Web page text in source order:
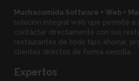
Muchacomida Software + Web +
solución integral web que permite a
contactar directamente con sus
restaurantes de todo tipo ahorrar,
clientes directos de forma sencilla.
Expertos